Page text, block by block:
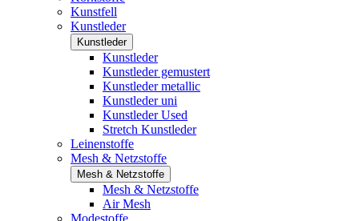
Kunstfell
Kunstleder
Kunstleder
Kunstleder
Kunstleder gemustert
Kunstleder metallic
Kunstleder uni
Kunstleder Used
Stretch Kunstleder
Leinenstoffe
Mesh & Netzstoffe
Mesh & Netzstoffe
Mesh & Netzstoffe
Air Mesh
Modestoffe